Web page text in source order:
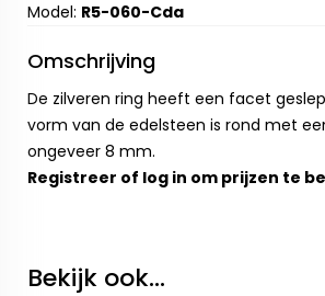
Model: R5-060-Cda
Omschrijving
De zilveren ring heeft een facet
vorm van de edelsteen is rond met
ongeveer 8 mm.
Registreer of log in om prijzen te
Bekijk ook...